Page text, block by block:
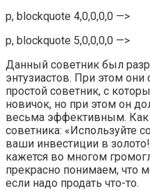
p, blockquote 4,0,0,0,0 —>
p, blockquote 5,0,0,0,0 —>
Данный советник был
энтузиастов. При этом
простой советник, с
новичок, но при этом он
весьма эффективным. Как
советника: «Используйте
ваши инвестиции в
кажется во многом
прекрасно понимаем, что
если надо продать что-то.